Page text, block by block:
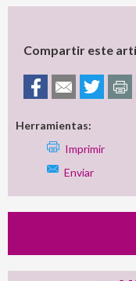
Compartir este
Herramientas:
Imprimir
Enviar